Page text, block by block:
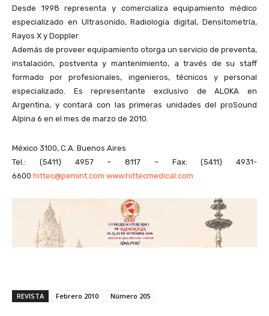
Desde 1998 representa y comercializa equipamiento médico
especializado en Ultrasonido, Radiología digital, Densitometría,
Rayos X y Doppler.
Además de proveer equipamiento otorga un servicio de preventa,
instalación, postventa y mantenimiento, a través de su staff
formado por profesionales, ingenieros, técnicos y personal
especializado. Es representante exclusivo de ALOKA en
Argentina, y contará con las primeras unidades del proSound
Alpina 6 en el mes de marzo de 2010.
México 3100, C.A. Buenos Aires
Tel.: (5411) 4957 – 8117 – Fax: (5411) 4931-
6600 hittec@pemint.com www.hittecmedical.com
REVISTA Febrero 2010 Número 205